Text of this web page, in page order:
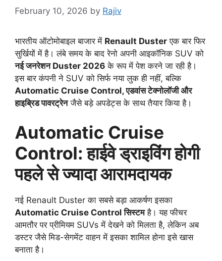
February 10, 2026 by Rajiv
भारतीय ऑटोमोबाइल बाजार में Renault Duster एक बार फिर
सुर्खियों में है। लंबे समय के बाद रेनो अपनी आइकॉनिक SUV को
नई जनरेशन Duster 2026 के रूप में पेश करने जा रही है।
इस बार कंपनी ने SUV को सिर्फ नया लुक ही नहीं, बल्कि
Automatic Cruise Control, एडवांस टेक्नोलॉजी और
हाइब्रिड पावरट्रेनजैसे बड़े अपडेट्स के साथ तैयार किया है।
Automatic Cruise
Control: हाईवे ड्राइविंग होगी
पहले से ज्यादा आरामदायक
नई Renault Duster का सबसे बड़ा आकर्षण इसका
Automatic Cruise Control सिस्टमहै। यह फीचर
आमतौर पर प्रीमियम SUVs में देखने को मिलता है, लेकिन अब
डस्टर जैसे मिड-सेगमेंट वाहन में इसका शामिल होना इसे खास
बनाता है।